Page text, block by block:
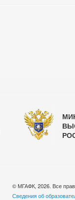
© МГАФК, 2026. Все
Сведения об